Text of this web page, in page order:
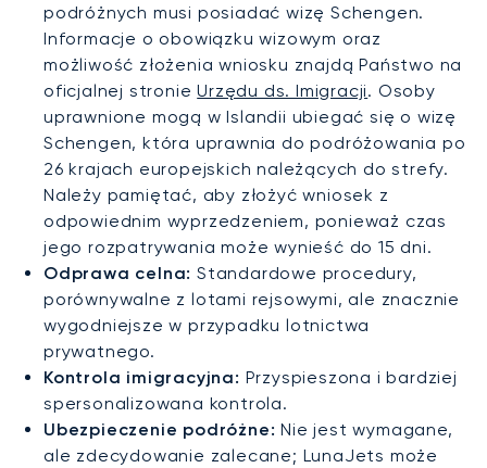
podróżnych musi posiadać wizę Schengen.
Informacje o obowiązku wizowym oraz
możliwość złożenia wniosku znajdą Państwo na
oficjalnej stronieUrzędu ds. Imigracji. Osoby
uprawnione mogą w Islandii ubiegać się o wizę
Schengen, która uprawnia do podróżowania po
26 krajach europejskich należących do strefy.
Należy pamiętać, aby złożyć wniosek z
odpowiednim wyprzedzeniem, ponieważ czas
jego rozpatrywania może wynieść do 15 dni.
Odprawa celna: Standardowe procedury,
porównywalne z lotami rejsowymi, ale znacznie
wygodniejsze w przypadku lotnictwa
prywatnego.
Kontrola imigracyjna: Przyspieszona i bardziej
spersonalizowana kontrola.
Ubezpieczenie podróżne: Nie jest wymagane,
ale zdecydowanie zalecane; LunaJets może